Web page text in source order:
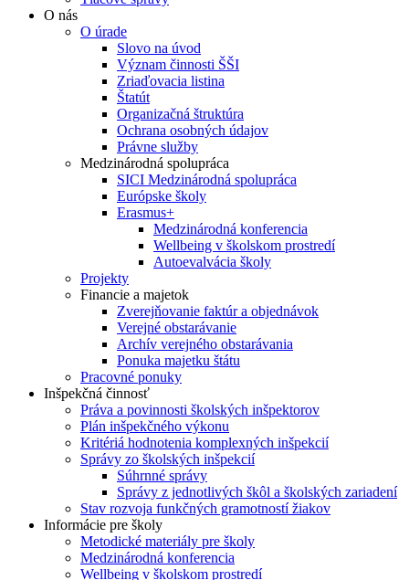
O nás
O úrade
Slovo na úvod
Význam činnosti ŠŠI
Zriaďovacia listina
Štatút
Organizačná štruktúra
Ochrana osobných údajov
Právne služby
Medzinárodná spolupráca
SICI Medzinárodná spolupráca
Európske školy
Erasmus+
Medzinárodná konferencia
Wellbeing v školskom prostredí
Autoevalvácia školy
Projekty
Financie a majetok
Zverejňovanie faktúr a objednávok
Verejné obstarávanie
Archív verejného obstarávania
Ponuka majetku štátu
Pracovné ponuky
Inšpekčná činnosť
Práva a povinnosti školských inšpektorov
Plán inšpekčného výkonu
Kritériá hodnotenia komplexných inšpekcií
Správy zo školských inšpekcií
Súhrnné správy
Správy z jednotlivých škôl a školských zariadení
Stav rozvoja funkčných gramotností žiakov
Informácie pre školy
Metodické materiály pre školy
Medzinárodná konferencia
Wellbeing v školskom prostredí